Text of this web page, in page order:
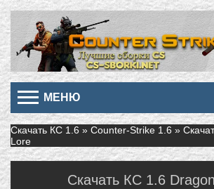
МЕНЮ
Скачать КС 1.6 » Counter-Strike 1.6 »
Lore
Скачать КС 1.6